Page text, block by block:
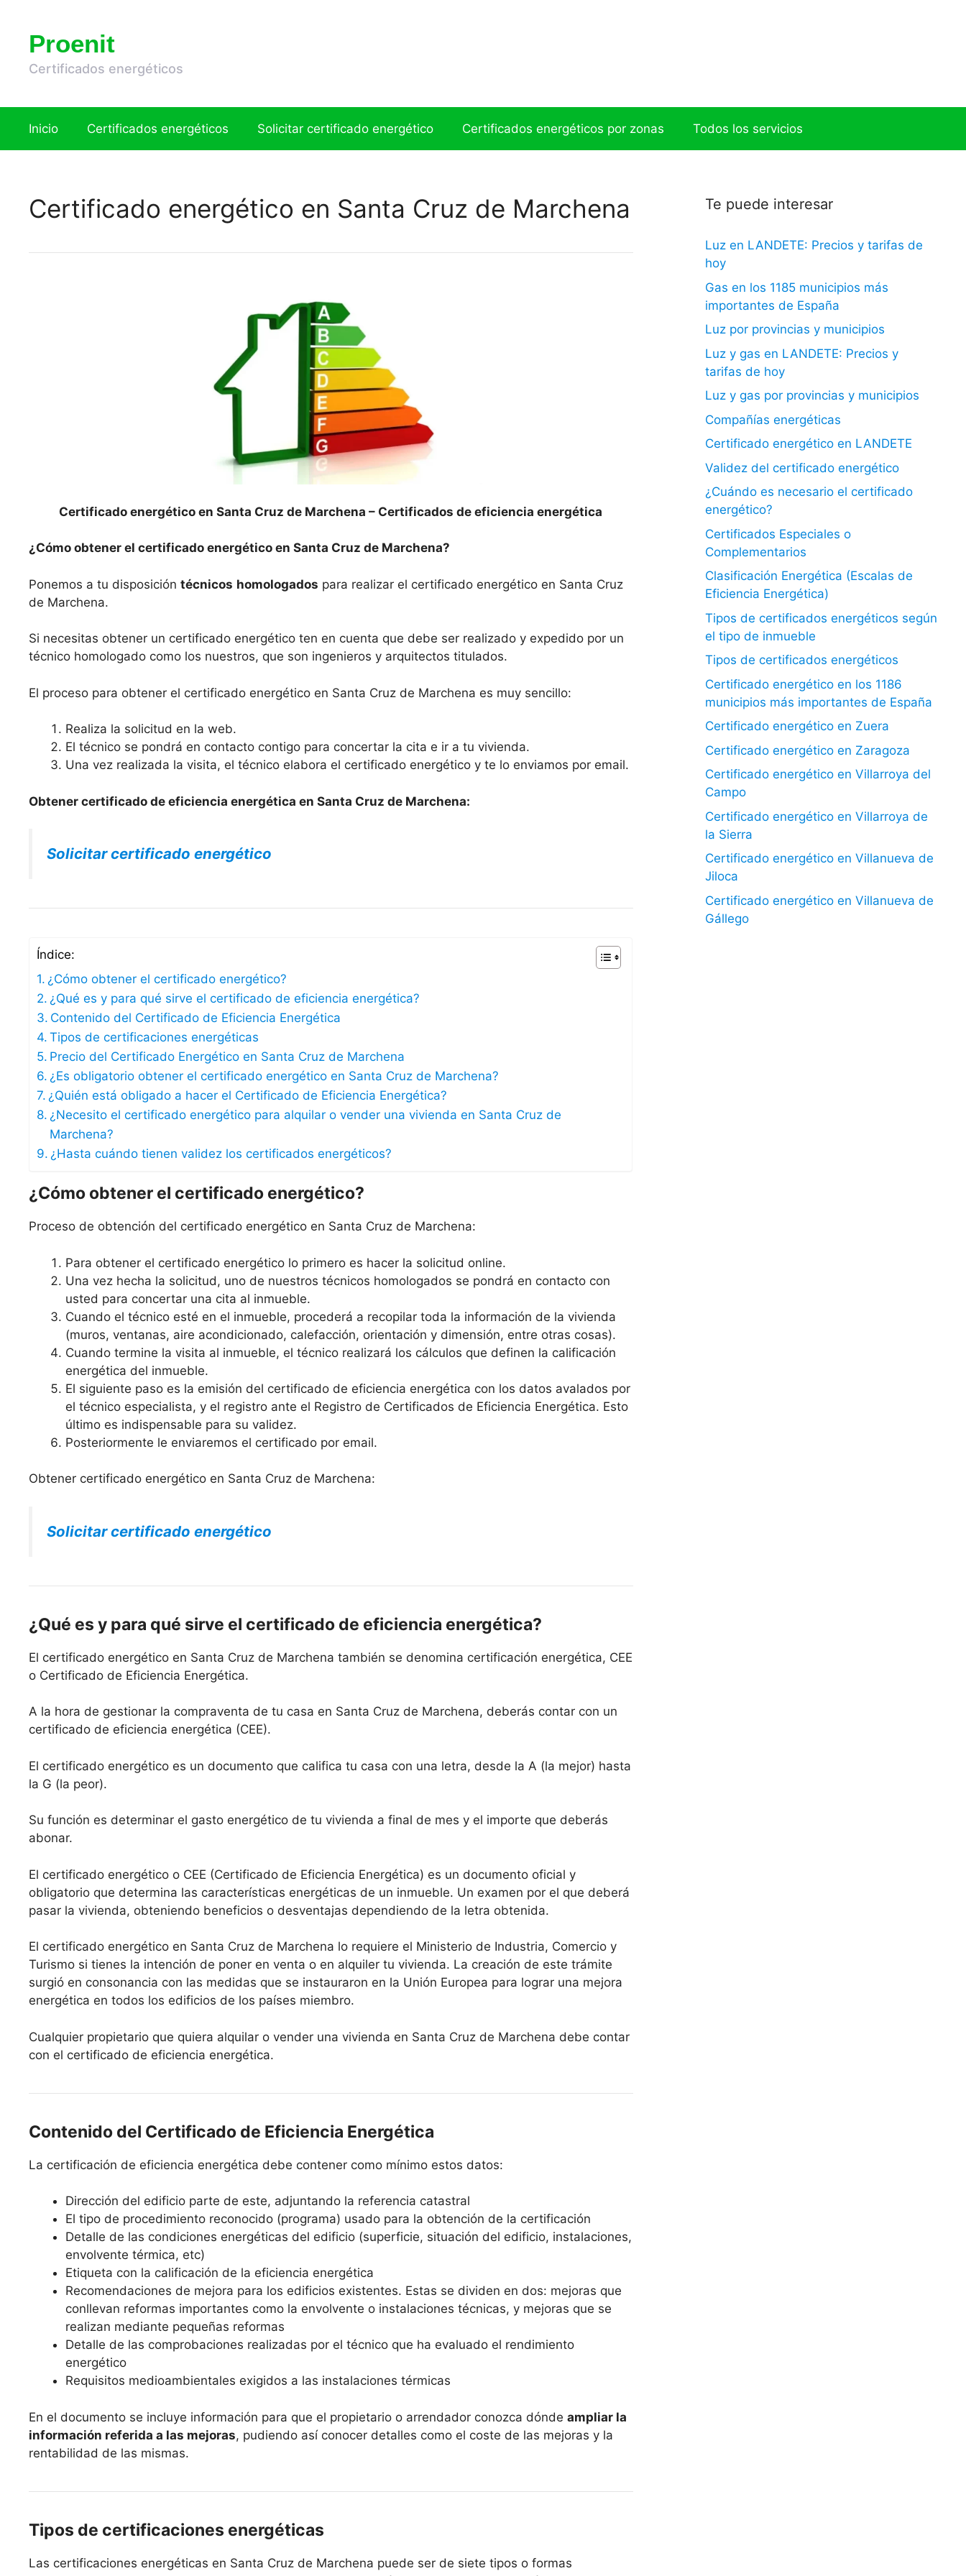
contenidoProenit
Certificados energéticos
Inicio Certificados energéticos Solicitar certificado energético Certificados energéticos por zonas Todos los servicios
Certificado energético en Santa Cruz de Marchena
Certificado energético en Santa Cruz de Marchena – Certificados de eficiencia energética
¿Cómo obtener el certificado energético en Santa Cruz de Marchena?
Ponemos a tu disposición técnicos homologados para realizar el certificado energético en Santa Cruz
de Marchena.
Si necesitas obtener un certificado energético ten en cuenta que debe ser realizado y expedido por un
técnico homologado como los nuestros, que son ingenieros y arquitectos titulados.
El proceso para obtener el certificado energético en Santa Cruz de Marchena es muy sencillo:
Realiza la solicitud en la web.
El técnico se pondrá en contacto contigo para concertar la cita e ir a tu vivienda.
Una vez realizada la visita, el técnico elabora el certificado energético y te lo enviamos por email.
Obtener certificado de eficiencia energética en Santa Cruz de Marchena:
Solicitar certificado energético
Índice:
¿Cómo obtener el certificado energético?
¿Qué es y para qué sirve el certificado de eficiencia energética?
Contenido del Certificado de Eficiencia Energética
Tipos de certificaciones energéticas
Precio del Certificado Energético en Santa Cruz de Marchena
¿Es obligatorio obtener el certificado energético en Santa Cruz de Marchena?
¿Quién está obligado a hacer el Certificado de Eficiencia Energética?
¿Necesito el certificado energético para alquilar o vender una vivienda en Santa Cruz de
Marchena?
¿Hasta cuándo tienen validez los certificados energéticos?
¿Cómo obtener el certificado energético?
Proceso de obtención del certificado energético en Santa Cruz de Marchena:
Para obtener el certificado energético lo primero es hacer la solicitud online.
Una vez hecha la solicitud, uno de nuestros técnicos homologados se pondrá en contacto con
usted para concertar una cita al inmueble.
Cuando el técnico esté en el inmueble, procederá a recopilar toda la información de la vivienda
(muros, ventanas, aire acondicionado, calefacción, orientación y dimensión, entre otras cosas).
Cuando termine la visita al inmueble, el técnico realizará los cálculos que definen la calificación
energética del inmueble.
El siguiente paso es la emisión del certificado de eficiencia energética con los datos avalados por
el técnico especialista, y el registro ante el Registro de Certificados de Eficiencia Energética. Esto
último es indispensable para su validez.
Posteriormente le enviaremos el certificado por email.
Obtener certificado energético en Santa Cruz de Marchena:
Solicitar certificado energético
¿Qué es y para qué sirve el certificado de eficiencia energética?
El certificado energético en Santa Cruz de Marchena también se denomina certificación energética, CEE
o Certificado de Eficiencia Energética.
A la hora de gestionar la compraventa de tu casa en Santa Cruz de Marchena, deberás contar con un
certificado de eficiencia energética (CEE).
El certificado energético es un documento que califica tu casa con una letra, desde la A (la mejor) hasta
la G (la peor).
Su función es determinar el gasto energético de tu vivienda a final de mes y el importe que deberás
abonar.
El certificado energético o CEE (Certificado de Eficiencia Energética) es un documento oficial y
obligatorio que determina las características energéticas de un inmueble. Un examen por el que deberá
pasar la vivienda, obteniendo beneficios o desventajas dependiendo de la letra obtenida.
El certificado energético en Santa Cruz de Marchena lo requiere el Ministerio de Industria, Comercio y
Turismo si tienes la intención de poner en venta o en alquiler tu vivienda. La creación de este trámite
surgió en consonancia con las medidas que se instauraron en la Unión Europea para lograr una mejora
energética en todos los edificios de los países miembro.
Cualquier propietario que quiera alquilar o vender una vivienda en Santa Cruz de Marchena debe contar
con el certificado de eficiencia energética.
Contenido del Certificado de Eficiencia Energética
La certificación de eficiencia energética debe contener como mínimo estos datos:
Dirección del edificio parte de este, adjuntando la referencia catastral
El tipo de procedimiento reconocido (programa) usado para la obtención de la certificación
Detalle de las condiciones energéticas del edificio (superficie, situación del edificio, instalaciones,
envolvente térmica, etc)
Etiqueta con la calificación de la eficiencia energética
Recomendaciones de mejora para los edificios existentes. Estas se dividen en dos: mejoras que
conllevan reformas importantes como la envolvente o instalaciones técnicas, y mejoras que se
realizan mediante pequeñas reformas
Detalle de las comprobaciones realizadas por el técnico que ha evaluado el rendimiento
energético
Requisitos medioambientales exigidos a las instalaciones térmicas
En el documento se incluye información para que el propietario o arrendador conozca dónde ampliar la
información referida a las mejoras, pudiendo así conocer detalles como el coste de las mejoras y la
rentabilidad de las mismas.
Tipos de certificaciones energéticas
Las certificaciones energéticas en Santa Cruz de Marchena puede ser de siete tipos o formas
Te puede interesar
Luz en LANDETE: Precios y tarifas de
hoy
Gas en los 1185 municipios más
importantes de España
Luz por provincias y municipios
Luz y gas en LANDETE: Precios y
tarifas de hoy
Luz y gas por provincias y municipios
Compañías energéticas
Certificado energético en LANDETE
Validez del certificado energético
¿Cuándo es necesario el certificado
energético?
Certificados Especiales o
Complementarios
Clasificación Energética (Escalas de
Eficiencia Energética)
Tipos de certificados energéticos según
el tipo de inmueble
Tipos de certificados energéticos
Certificado energético en los 1186
municipios más importantes de España
Certificado energético en Zuera
Certificado energético en Zaragoza
Certificado energético en Villarroya del
Campo
Certificado energético en Villarroya de
la Sierra
Certificado energético en Villanueva de
Jiloca
Certificado energético en Villanueva de
Gállego